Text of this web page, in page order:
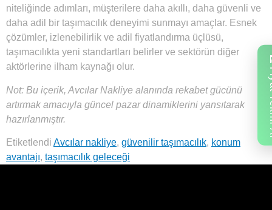
niteliğinde adımları, müşterilere daha akıllı, daha güvenli ve
daha adil bir taşımacılık deneyimi sunmayı amaçlar. Esnek
çözümler, izlenebilirlik ve adil fiyatlandırma üçlüsü,
taşımacılıkta yeni standartları belirler ve sektörün diğer
aktörlerine ilham kaynağı olur.
Not: Bu içerik, Avcılar Nakliye alanında rekabet gücünü
artırmak amacıyla güncel pazar dinamiklerini yansıtarak
hazırlanmıştır.
Etiketlendi Avcılar nakliye, güvenilir taşımacılık, konum
avantajı, taşımacılık geleceği